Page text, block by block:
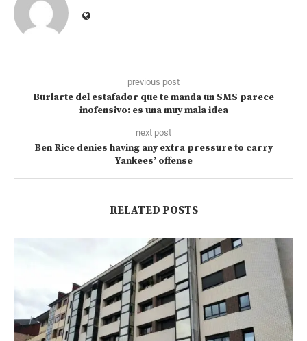
previous post
Burlarte del estafador que te manda un SMS parece
inofensivo: es una muy mala idea
next post
Ben Rice denies having any extra pressure to carry
Yankees’ offense
RELATED POSTS